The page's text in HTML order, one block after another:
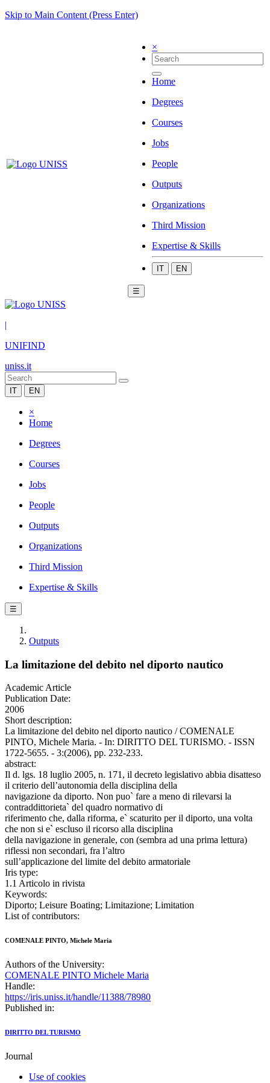
Skip to Main Content (Press Enter)
×
Home
Degrees
Courses
Jobs
People
Outputs
Organizations
Third Mission
Expertise & Skills
IT EN
☰
|
UNIFIND
uniss.it
IT EN
×
Home
Degrees
Courses
Jobs
People
Outputs
Organizations
Third Mission
Expertise & Skills
☰
Outputs
La limitazione del debito nel diporto nautico
Academic Article
Publication Date:
2006
Short description:
La limitazione del debito nel diporto nautico / COMENALE
PINTO, Michele Maria. - In: DIRITTO DEL TURISMO. - ISSN
1722-5655. - 3:(2006), pp. 232-233.
abstract:
Il d. lgs. 18 luglio 2005, n. 171, il decreto legislativo abbia disatteso
il criterio dell’autonomia della disciplina della
navigazione da diporto. Non puo` fare a meno di rilevarsi la
contraddittorieta` del quadro normativo di
riferimento che, dalla riforma, e` scaturito per il diporto, una volta
che non si e` escluso il ricorso alla disciplina
della navigazione in generale, con (sembra ad una prima lettura)
riflessi non secondari, fra l’altro
sull’applicazione del limite del debito armatoriale
Iris type:
1.1 Articolo in rivista
Keywords:
Diporto; Leisure Boating; Limitazione; Limitation
List of contributors:
COMENALE PINTO, Michele Maria
Authors of the University:
COMENALE PINTO Michele Maria
Handle:
https://iris.uniss.it/handle/11388/78980
Published in:
DIRITTO DEL TURISMO
Journal
Use of cookies